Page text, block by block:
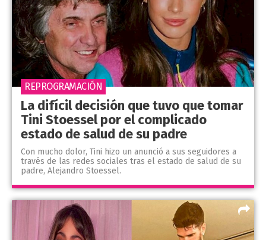
La difícil decisión que tuvo que tomar
Tini Stoessel por el complicado
estado de salud de su padre
Con mucho dolor, Tini hizo un anunció a sus seguidores a
través de las redes sociales tras el estado de salud de su
padre, Alejandro Stoessel.
REPROGRAMACIÓN